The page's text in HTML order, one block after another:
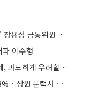
이창용 한은 총재 54억⋯'알파벳 주주' 장용성 금통위원 124억
파 이수형
이수형 금통위원 "'중동발' 환율 급등세, 과도하게 우려할 단계 아냐"
美 클래리티 법안 연내 통과 가능성 13%…상원 문턱서 제동